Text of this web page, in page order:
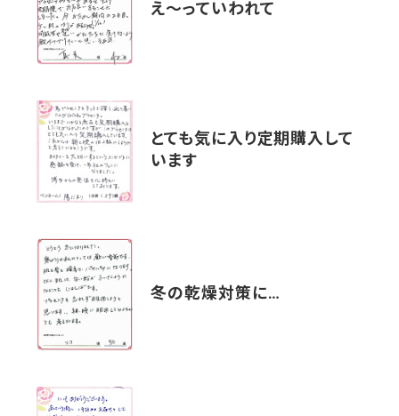
え～っていわれて
とても気に入り定期購入して
います
冬の乾燥対策に…